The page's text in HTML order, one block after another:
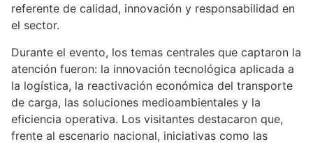
referente de calidad, innovación y responsabilidad en
el sector.
Durante el evento, los temas centrales que captaron la
atención fueron: la innovación tecnológica aplicada a
la logística, la reactivación económica del transporte
de carga, las soluciones medioambientales y la
eficiencia operativa. Los visitantes destacaron que,
frente al escenario nacional, iniciativas como las